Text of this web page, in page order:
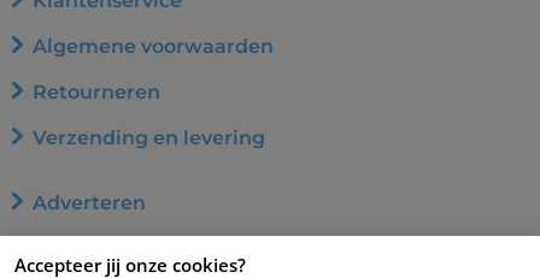
Accepteer jij onze cookies?
Algemene voorwaarden
Retourneren
Verzending en levering
Adverteren